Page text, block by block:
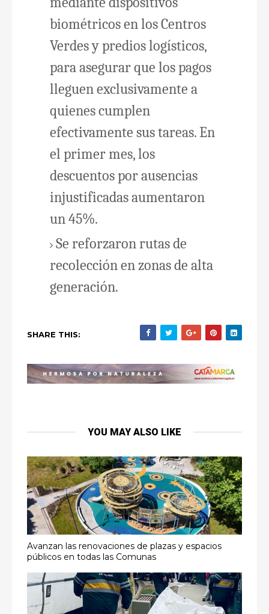
biométricos en los Centros
Verdes y predios logísticos,
para asegurar que los pagos
lleguen exclusivamente a
quienes cumplen
efectivamente sus tareas. En
el primer mes, los
descuentos por ausencias
injustificadas aumentaron
un 45%.
Se reforzaron rutas de
recolección en zonas de alta
generación.
SHARE THIS:
YOU MAY ALSO LIKE
Avanzan las renovaciones de plazas y espacios
públicos en todas las Comunas